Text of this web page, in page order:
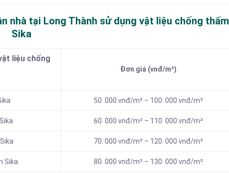
nhà tại Long Thành sử dụng vật liệu chống thấm
Sika
liệu chống
Đơn giá (vnđ/m²)
50. 000 vnđ/m² – 100. 000 vnđ/m²
60. 000 vnđ/m² – 110. 000 vnđ/m²
70. 000 vnđ/m² – 120. 000 vnđ/m²
Sika 80. 000 vnđ/m² – 130. 000 vnđ/m²